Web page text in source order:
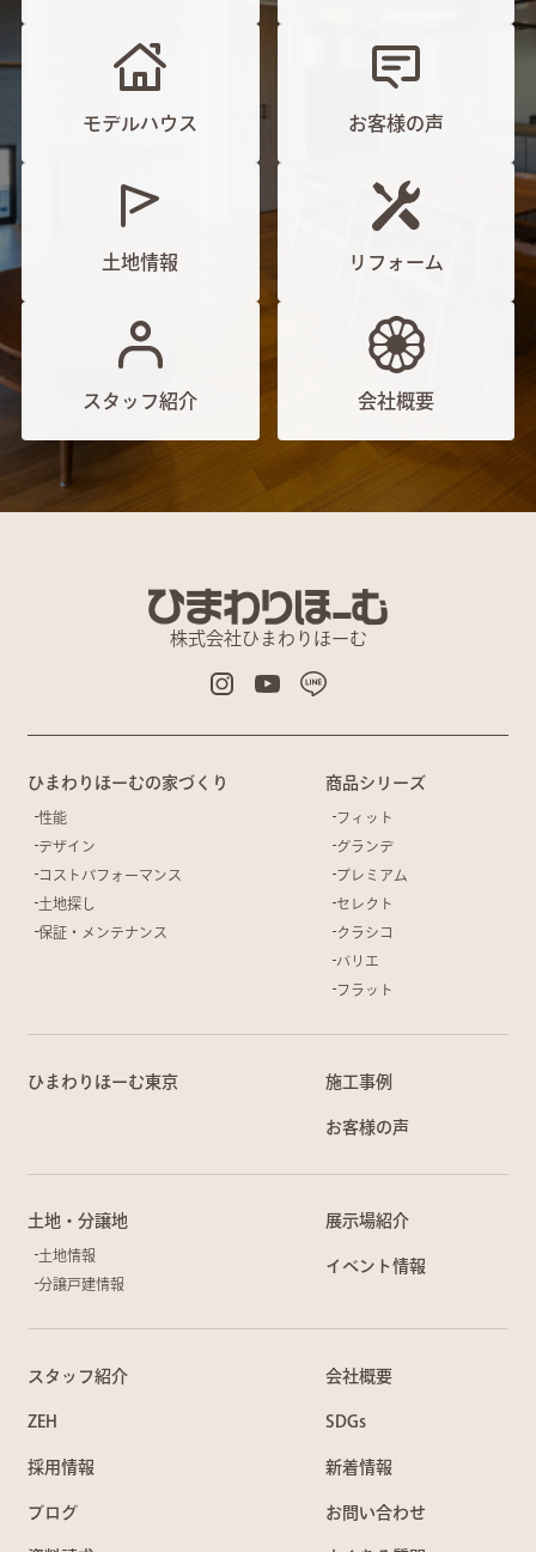
モデルハウス お客様の声
土地情報 リフォーム
スタッフ紹介 会社概要
株式会社ひまわりほーむ
ひまわりほーむの家づくり
性能
デザイン
コストパフォーマンス
土地探し
保証・メンテナンス
商品シリーズ
フィット
グランデ
プレミアム
セレクト
クラシコ
バリエ
フラット
ひまわりほーむ東京 施工事例
お客様の声
土地・分譲地
土地情報
分譲戸建情報
展示場紹介
イベント情報
スタッフ紹介 会社概要
ZEH SDGs
採用情報 新着情報
ブログ お問い合わせ